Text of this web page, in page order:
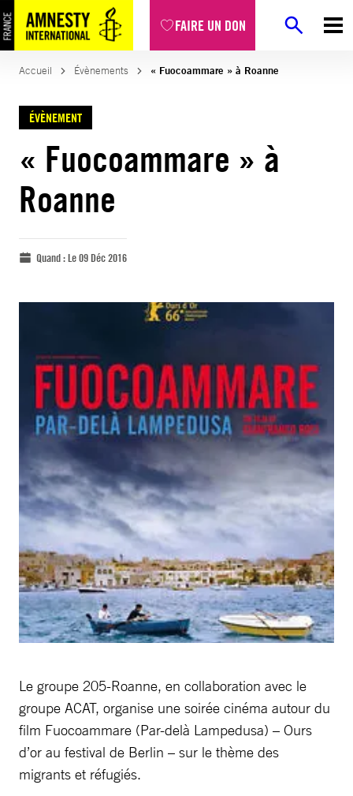
FAIRE UN DON
Accueil Évènements « Fuocoammare » à Roanne
ÉVÈNEMENT
« Fuocoammare » à
Roanne
Quand :Le 09 Déc 2016
Le groupe 205-Roanne, en collaboration avec le
groupe ACAT, organise une soirée cinéma autour du
film Fuocoammare (Par-delà Lampedusa) – Ours
d’or au festival de Berlin – sur le thème des
migrants et réfugiés.